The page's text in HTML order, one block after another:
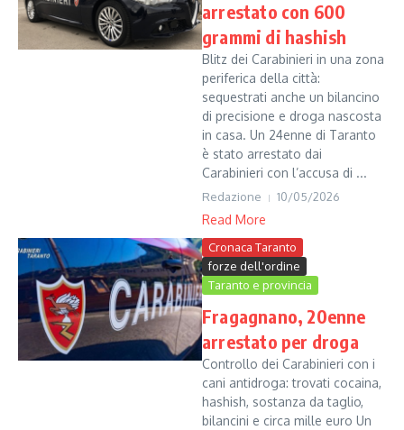
arrestato con 600
grammi di hashish
Blitz dei Carabinieri in una zona
periferica della città:
sequestrati anche un bilancino
di precisione e droga nascosta
in casa. Un 24enne di Taranto
è stato arrestato dai
Carabinieri con l’accusa di ...
Redazione 10/05/2026
Read More
Cronaca Taranto
forze dell'ordine
Taranto e provincia
Fragagnano, 20enne
arrestato per droga
Controllo dei Carabinieri con i
cani antidroga: trovati cocaina,
hashish, sostanza da taglio,
bilancini e circa mille euro Un